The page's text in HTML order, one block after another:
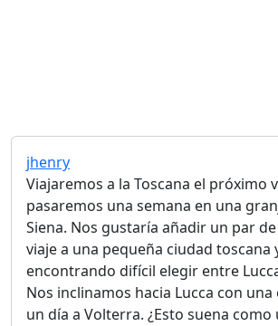
jhenry
Viajaremos a la Toscana el próximo
pasaremos una semana en una
Siena. Nos gustaría añadir un par
viaje a una pequeña ciudad toscana
encontrando difícil elegir entre
Nos inclinamos hacia Lucca con
un día a Volterra. ¿Esto suena como